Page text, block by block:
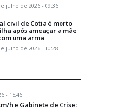
julho de 2026 - 09:36
civil de Cotia é morto
após ameaçar a mãe
uma arma
julho de 2026 - 10:28
- 15:46
h e Gabinete de Crise: